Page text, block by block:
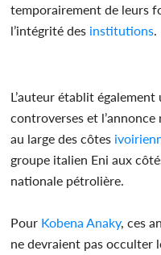
temporairement de leurs
l’intégrité des institutions
L’auteur établit
controverses et
au large des côtes
groupe italien Eni aux
nationale pétrolière.
Pour Kobena Anaky, ces
ne devraient pas occulter